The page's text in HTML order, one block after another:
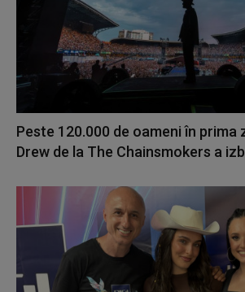
Peste 120.000 de oameni în prima
Drew de la The Chainsmokers a